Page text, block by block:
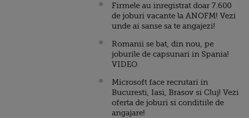
Firmele au inregistrat doar 7.600
de joburi vacante la ANOFM! Vezi
unde ai sanse sa te angajezi!
Romanii se bat, din nou, pe
joburile de capsunari in Spania!
VIDEO
Microsoft face recrutari in
Bucuresti, Iasi, Brasov si Cluj! Vezi
oferta de joburi si conditiile de
angajare!